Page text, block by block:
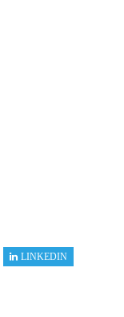
LINKEDIN